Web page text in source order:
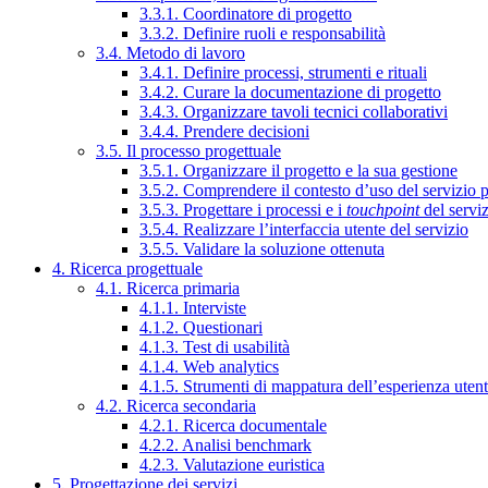
3.3.1. Coordinatore di progetto
3.3.2. Definire ruoli e responsabilità
3.4. Metodo di lavoro
3.4.1. Definire processi, strumenti e rituali
3.4.2. Curare la documentazione di progetto
3.4.3. Organizzare tavoli tecnici collaborativi
3.4.4. Prendere decisioni
3.5. Il processo progettuale
3.5.1. Organizzare il progetto e la sua gestione
3.5.2. Comprendere il contesto d’uso del servizio
3.5.3. Progettare i processi e i touchpointdel
3.5.4. Realizzare l’interfaccia utente del servizio
3.5.5. Validare la soluzione ottenuta
4. Ricerca progettuale
4.1. Ricerca primaria
4.1.1. Interviste
4.1.2. Questionari
4.1.3. Test di usabilità
4.1.4. Web analytics
4.1.5. Strumenti di mappatura dell’esperienza
4.2. Ricerca secondaria
4.2.1. Ricerca documentale
4.2.2. Analisi benchmark
4.2.3. Valutazione euristica
5. Progettazione dei servizi